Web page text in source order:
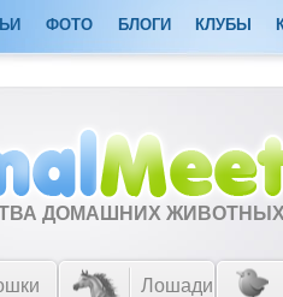
ФОТО БЛОГИ КЛУБЫ
ДОМАШНИХ
Лошади